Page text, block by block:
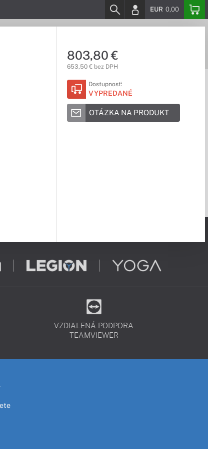
EUR 0,00
803,80 €
653,50 € bez DPH
Dostupnosť:
VYPREDANÉ
OTÁZKA NA PRODUKT
VZDIALENÁ PODPORA
TEAMVIEWER